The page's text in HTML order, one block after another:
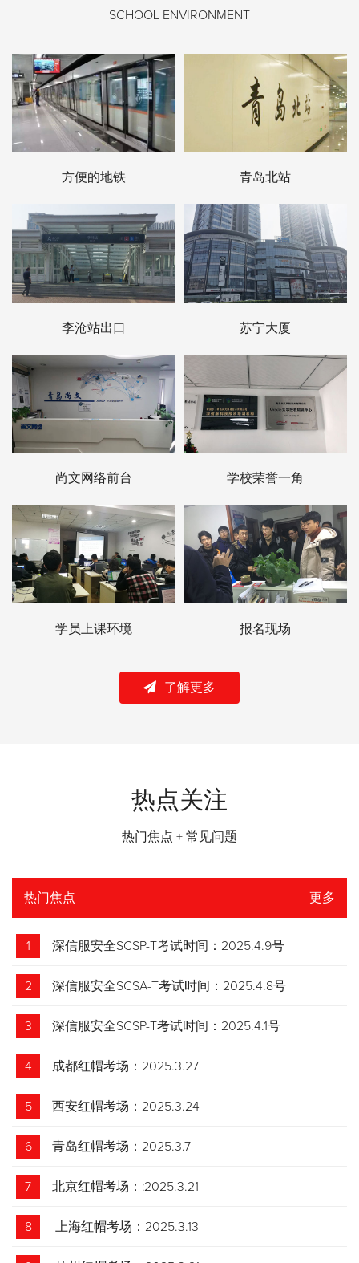
SCHOOL ENVIRONMENT
方便的地铁 青岛北站
李沧站出口 苏宁大厦
尚文网络前台 学校荣誉一角
学员上课环境 报名现场
了解更多
热点关注
热门焦点 + 常见问题
热门焦点 更多
1 深信服安全SCSP-T考试时间：2025.4.9号
2 深信服安全SCSA-T考试时间：2025.4.8号
3 深信服安全SCSP-T考试时间：2025.4.1号
4 成都红帽考场：2025.3.27
5 西安红帽考场：2025.3.24
6 青岛红帽考场：2025.3.7
7 北京红帽考场：:2025.3.21
8 上海红帽考场：2025.3.13